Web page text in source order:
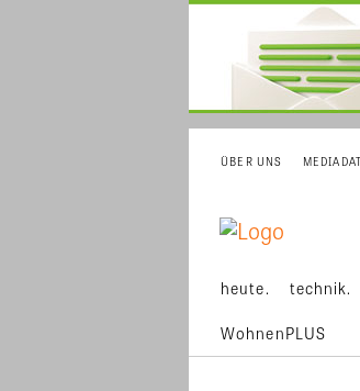
ÜBER UNS
heute. technik.
WohnenPLUS